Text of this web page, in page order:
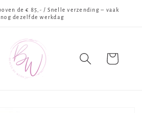
de € 85,- / Snelle verzending – vaak
nog dezelfde werkdag
Winkelwagen